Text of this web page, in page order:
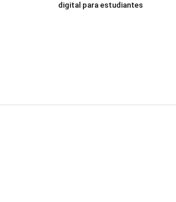
digital para estudiantes